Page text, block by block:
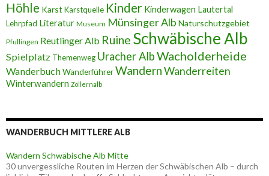
Höhle Karst Karstquelle Kinder Kinderwagen Lautertal
Lehrpfad Literatur Museum Münsinger Alb Naturschutzgebiet
Pfullingen Reutlinger Alb Ruine Schwäbische Alb
Spielplatz Themenweg Uracher AlbWacholderheide
WanderbuchWanderführerWandernWanderreiten
Winterwandern Zollernalb
WANDERBUCH MITTLERE ALB
Wandern Schwäbische Alb Mitte
30 unvergessliche Routen im Herzen der Schwäbischen Alb – durch